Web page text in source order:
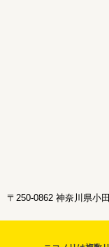
〒250-0862 神奈川県小